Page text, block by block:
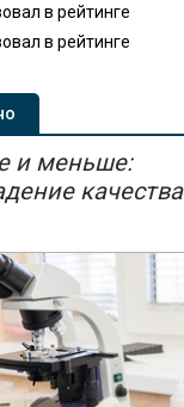
в рейтинге
в рейтинге
и меньше:
качества